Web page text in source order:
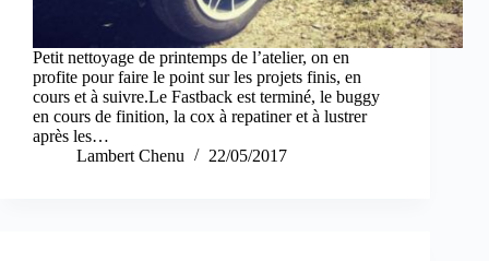
Petit nettoyage de printemps de l’atelier, on en
profite pour faire le point sur les projets finis, en
cours et à suivre.Le Fastback est terminé, le buggy
en cours de finition, la cox à repatiner et à lustrer
après les…
Lambert Chenu
22/05/2017